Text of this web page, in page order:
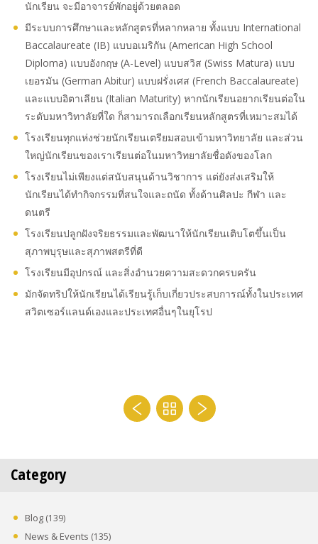
นักเรียน จะมีอาจารย์พักอยู่ด้วยตลอด
มีระบบการศึกษาและหลักสูตรที่หลากหลาย ทั้งแบบ International
Baccalaureate (IB) แบบอเมริกัน (American High School
Diploma) แบบอังกฤษ (A-Level) แบบสวิส (Swiss Matura) แบบ
เยอรมัน (German Abitur) แบบฝรั่งเศส (French Baccalaureate)
และแบบอิตาเลียน (Italian Maturity) หากนักเรียนอยากเรียนต่อใน
ระดับมหาวิทาลัยที่ใด ก็สามารถเลือกเรียนหลักสูตรที่เหมาะสมได้
โรงเรียนทุกแห่งช่วยนักเรียนเตรียมสอบเข้ามหาวิทยาลัย และส่วน
ใหญ่นักเรียนของเราเรียนต่อในมหาวิทยาลัยชื่อดังของโลก
โรงเรียนไม่เพียงแต่สนับสนุนด้านวิชาการ แต่ยังส่งเสริมให้
นักเรียนได้ทำกิจกรรมที่สนใจและถนัด ทั้งด้านศิลปะ กีฬา และ
ดนตรี
โรงเรียนปลูกฝังจริยธรรมและพัฒนาให้นักเรียนเติบโตขึ้นเป็น
สุภาพบุรุษและสุภาพสตรีที่ดี
โรงเรียนมีอุปกรณ์ และสิ่งอำนวยความสะดวกครบครัน
มักจัดทริปให้นักเรียนได้เรียนรู้เก็บเกี่ยวประสบการณ์ทั้งในประเทศ
สวิตเซอร์แลนด์เองและประเทศอื่นๆในยุโรป
Category
Blog (139)
News & Events (135)